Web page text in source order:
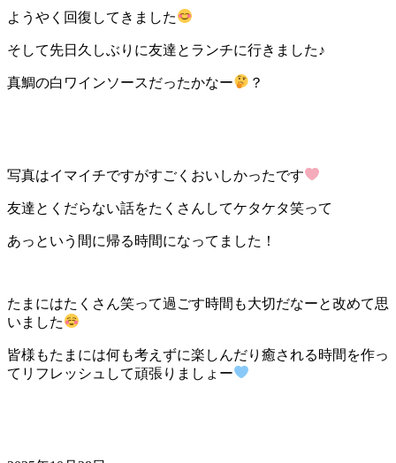
ようやく回復してきました
そして先日久しぶりに友達とランチに行きました♪
真鯛の白ワインソースだったかなー ？
写真はイマイチですがすごくおいしかったです
友達とくだらない話をたくさんしてケタケタ笑って
あっという間に帰る時間になってました！
たまにはたくさん笑って過ごす時間も大切だなーと改めて思
いました
皆様もたまには何も考えずに楽しんだり癒される時間を作っ
てリフレッシュして頑張りましょー